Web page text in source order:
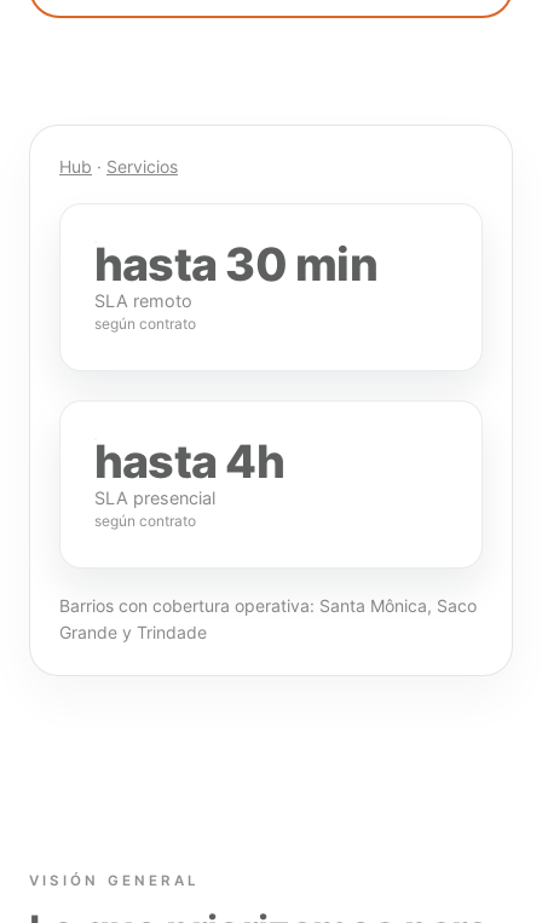
Hub · Servicios
hasta 30 min
SLA remoto
según contrato
hasta 4h
SLA presencial
según contrato
Barrios con cobertura operativa: Santa Mônica, Saco
Grande y Trindade
VISIÓN GENERAL